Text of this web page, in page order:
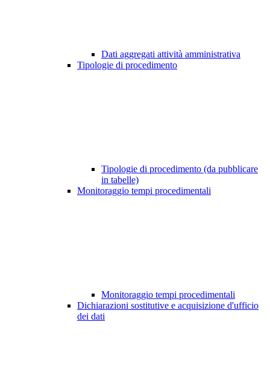
Dati aggregati attività amministrativa
Tipologie di procedimento
Tipologie di procedimento (da pubblicare
in tabelle)
Monitoraggio tempi procedimentali
Monitoraggio tempi procedimentali
Dichiarazioni sostitutive e acquisizione d'ufficio
dei dati